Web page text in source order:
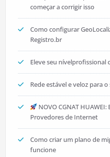
começar a corrigir isso
Como configurar
Registro.br
Eleve seu nívelprofissional
Rede estável e veloz para o
NOVO CGNAT
Provedores de Internet
Como criar um plano de
funcione